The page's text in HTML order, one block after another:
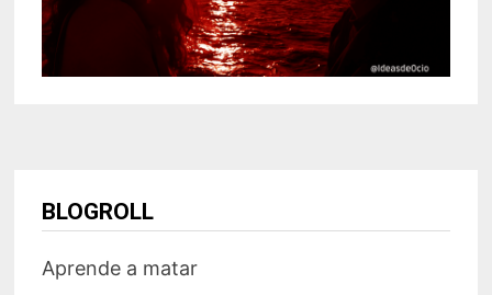
BLOGROLL
Aprende a matar